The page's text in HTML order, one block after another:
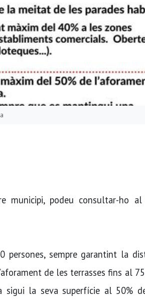
municipi, podeu consultar-ho al
sempre garantint la
de les terrasses fins al
sigui la seva superfície al 50%